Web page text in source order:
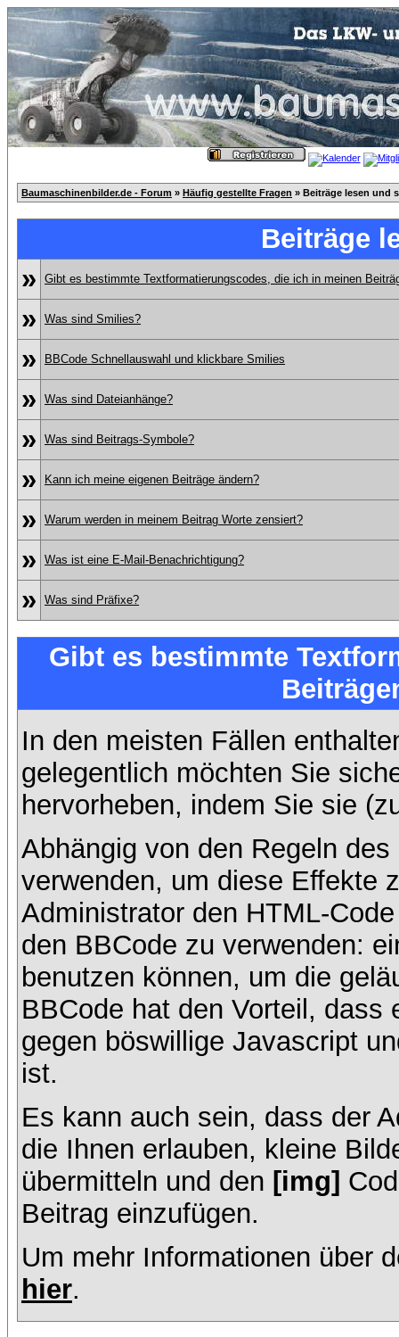
Baumaschinenbilder.de - Forum » Häufig gestellte Fragen » Beiträge lesen und
Beiträge
»
Gibt es bestimmte Textformatierungscodes, die ich in meinen
» Was sind Smilies?
» BBCode Schnellauswahl und klickbare Smilies
» Was sind Dateianhänge?
» Was sind Beitrags-Symbole?
» Kann ich meine eigenen Beiträge ändern?
» Warum werden in meinem Beitrag Worte zensiert?
» Was ist eine E-Mail-Benachrichtigung?
» Was sind Präfixe?
Gibt es bestimmte
In den meisten Fällen
gelegentlich möchten Sie
hervorheben, indem Sie sie
Abhängig von den Regeln
verwenden, um diese Effekte
Administrator den HTML-
den BBCode zu verwenden:
benutzen können, um die
BBCode hat den Vorteil, dass
gegen böswillige Javascript
ist.
Es kann auch sein, dass der
die Ihnen erlauben, kleine
übermitteln und den [img]
Beitrag einzufügen.
Um mehr Informationen über
hier.